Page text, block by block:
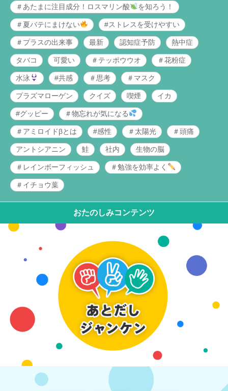
＃あたまに注目成分！ロスマリン酸 を知ろう！
＃夏バテにまけない #ストレスを受けやすい
＃プラスの出来事 最新 認知症予防 熱中症
タバコ 可愛い ＃テッポウウオ ＃花粉症
水泳 #共感 ＃思考 ＃マスク
プラズマローゲン クイズ 喫煙 イカ
#グッピー ＃物忘れが気になる
＃アミロイドβとは #感性 ＃太陽光 ＃頭痛
アントシアニン 鮭 社内 生物の脳
＃レインボーフィッシュ ＃勉強を効率よく
＃イチョウ葉
おたのしみコンテンツ